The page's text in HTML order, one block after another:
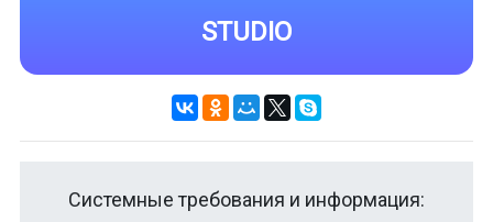
STUDIO
Системные требования и информация: